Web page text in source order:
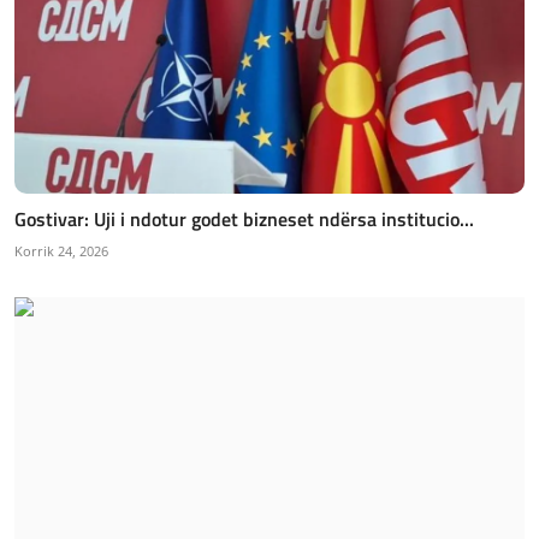
Gostivar: Uji i ndotur godet bizneset ndërsa institucio...
Korrik 24, 2026